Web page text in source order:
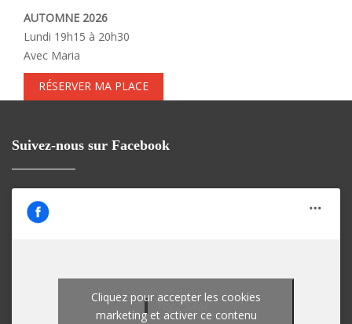
AUTOMNE 2026
Lundi 19h15 à 20h30
Avec Maria
RÉSERVER MA PLACE
Suivez-nous sur Facebook
Yoga SAM
Cliquez pour accepter les cookies
marketing et activer ce contenu